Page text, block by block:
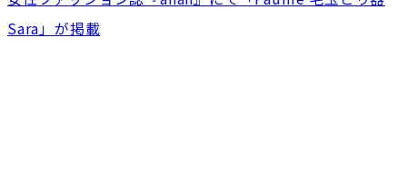
Sara」が掲載